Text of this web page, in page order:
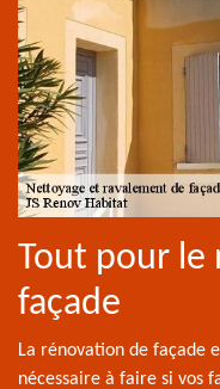
Tout pour le
façade
La rénovation de façade
nécessaire à faire si vos